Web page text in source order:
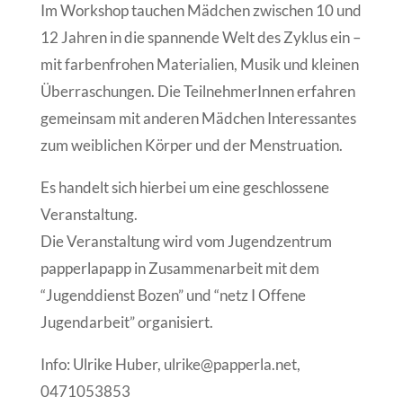
Im Workshop tauchen Mädchen zwischen 10 und
12 Jahren in die spannende Welt des Zyklus ein –
mit farbenfrohen Materialien, Musik und kleinen
Überraschungen. Die TeilnehmerInnen erfahren
gemeinsam mit anderen Mädchen Interessantes
zum weiblichen Körper und der Menstruation.
Es handelt sich hierbei um eine geschlossene
Veranstaltung.
Die Veranstaltung wird vom Jugendzentrum
papperlapapp in Zusammenarbeit mit dem
“Jugenddienst Bozen” und “netz I Offene
Jugendarbeit” organisiert.
Info: Ulrike Huber, ulrike@papperla.net,
0471053853